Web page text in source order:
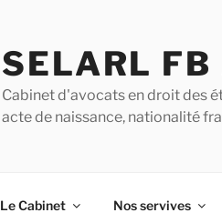
SELARL FB
Cabinet d'avocats en droit des
acte de naissance, nationalité
Le Cabinet Nos servives